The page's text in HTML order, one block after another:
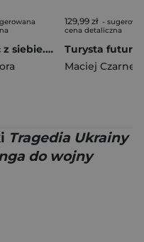
Jak wyjść z siebie. O złudzeniu niezależności i sile społecznych więzi
129,99 zł -
cena detaliczna
Turysta
Maciej
Tragedia Ukrainy
do wojny